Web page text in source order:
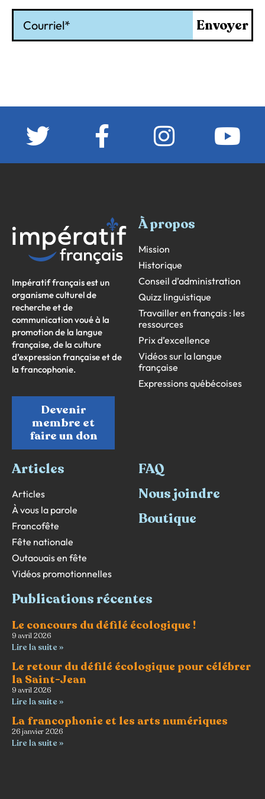
Envoyer
Impératif français est un
organisme culturel de
recherche et de
communication voué à la
promotion de la langue
française, de la culture
d’expression française et de
la francophonie.
Devenir
membre et
faire un don
À propos
Mission
Historique
Conseil d’administration
Quizz linguistique
Travailler en français : les
ressources
Prix d’excellence
Vidéos sur la langue
française
Expressions québécoises
Articles
Articles
À vous la parole
Francofête
Fête nationale
Outaouais en fête
Vidéos promotionnelles
FAQ
Nous joindre
Boutique
Publications récentes
Le concours du défilé écologique !
9 avril 2026
Lire la suite »
Le retour du défilé écologique pour célébrer
la Saint-Jean
9 avril 2026
Lire la suite »
La francophonie et les arts numériques
26 janvier 2026
Lire la suite »